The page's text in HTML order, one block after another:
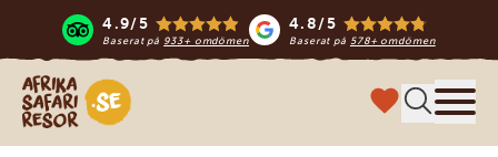
4.9/5
Baserat på 933+ omdömen
4.8/5
Baserat på 578+ omdömen
Safari-resor i Afrika